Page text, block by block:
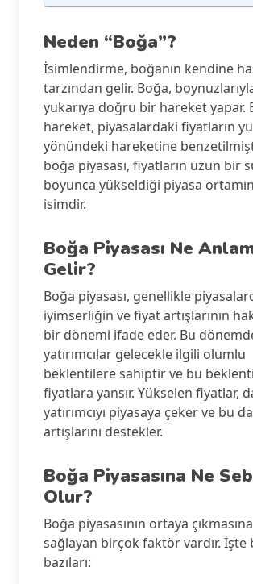
Neden “Boğa”?
İsimlendirme, boğanın kendine
tarzından gelir. Boğa,
yukarıya doğru bir hareket yapar.
hareket, piyasalardaki fiyatların
yönündeki hareketine
boğa piyasası, fiyatların uzun bir
boyunca yükseldiği piyasa
isimdir.
Boğa Piyasası Ne
Gelir?
Boğa piyasası, genellikle
iyimserliğin ve fiyat artışlarının
bir dönemi ifade eder. Bu
yatırımcılar gelecekle ilgili olumlu
beklentilere sahiptir ve bu
fiyatlara yansır. Yükselen fiyatlar,
yatırımcıyı piyasaya çeker ve bu
artışlarını destekler.
Boğa Piyasasına Ne
Olur?
Boğa piyasasının ortaya
sağlayan birçok faktör vardır. İşte
bazıları: